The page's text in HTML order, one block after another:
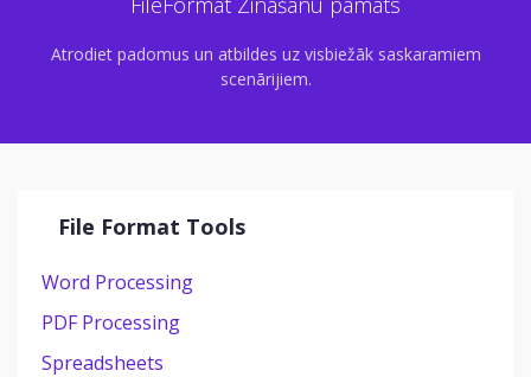
Atrodiet padomus un atbildes uz visbiežāk saskaramiem
scenārijiem.
File Format Tools
Word Processing
PDF Processing
Spreadsheets